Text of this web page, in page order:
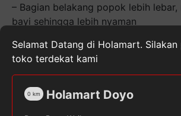
– Bagian belakang popok lebih
bayi sehingga lebih nyaman
Kuantitas
Sweety
Pants
silver
SKU:8992959508978 Kategori:
Selamat Datang di Holamart.
toko terdekat kami
Holamart Doyo
0 km